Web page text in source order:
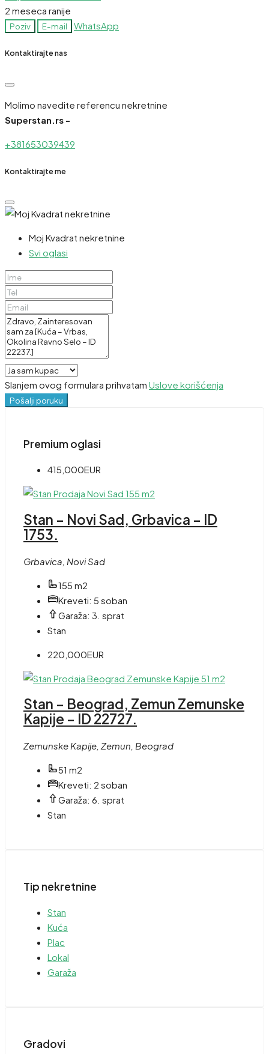
2 meseca ranije
Poziv E-mail WhatsApp
Kontaktirajte nas
Molimo navedite referencu nekretnine
Superstan.rs -
+381653039439
Kontaktirajte me
Moj Kvadrat nekretnine
Svi oglasi
Slanjem ovog formulara prihvatam Uslove korišćenja
Pošalji poruku
Premium oglasi
415,000EUR
Stan – Novi Sad, Grbavica – ID
1753.
Grbavica, Novi Sad
155 m2
Kreveti: 5 soban
Garaža: 3. sprat
Stan
220,000EUR
Stan – Beograd, Zemun Zemunske
Kapije – ID 22727.
Zemunske Kapije, Zemun, Beograd
51 m2
Kreveti: 2 soban
Garaža: 6. sprat
Stan
Tip nekretnine
Stan
Kuća
Plac
Lokal
Garaža
Gradovi